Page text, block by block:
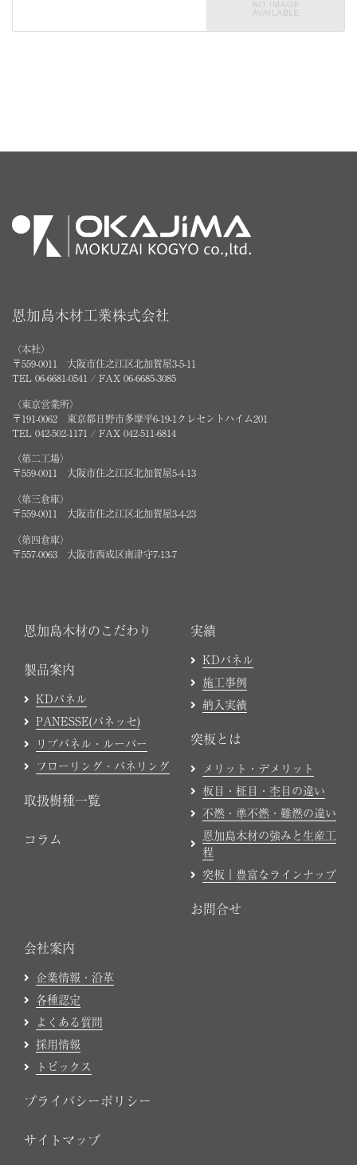
恩加島木材工業株式会社
〈本社〉
〒559-0011 大阪市住之江区北加賀屋3-5-11
TEL 06-6681-0541 / FAX 06-6685-3085
〈東京営業所〉
〒191-0062 東京都日野市多摩平6-19-1クレセントハイム201
TEL 042-502-1171 / FAX 042-511-6814
〈第二工場〉
〒559-0011 大阪市住之江区北加賀屋5-4-13
〈第三倉庫〉
〒559-0011 大阪市住之江区北加賀屋3-4-23
〈第四倉庫〉
〒557-0063 大阪市西成区南津守7-13-7
恩加島木材のこだわり
製品案内
KDパネル
PANESSE(パネッセ)
リブパネル・ルーバー
フローリング・パネリング
取扱樹種一覧
コラム
実績
KDパネル
施工事例
納入実績
突板とは
メリット・デメリット
板目・柾目・杢目の違い
不燃・準不燃・難燃の違い
恩加島木材の強みと生産工
程
突板｜豊富なラインナップ
お問合せ
会社案内
企業情報・沿革
各種認定
よくある質問
採用情報
トピックス
プライバシーポリシー
サイトマップ